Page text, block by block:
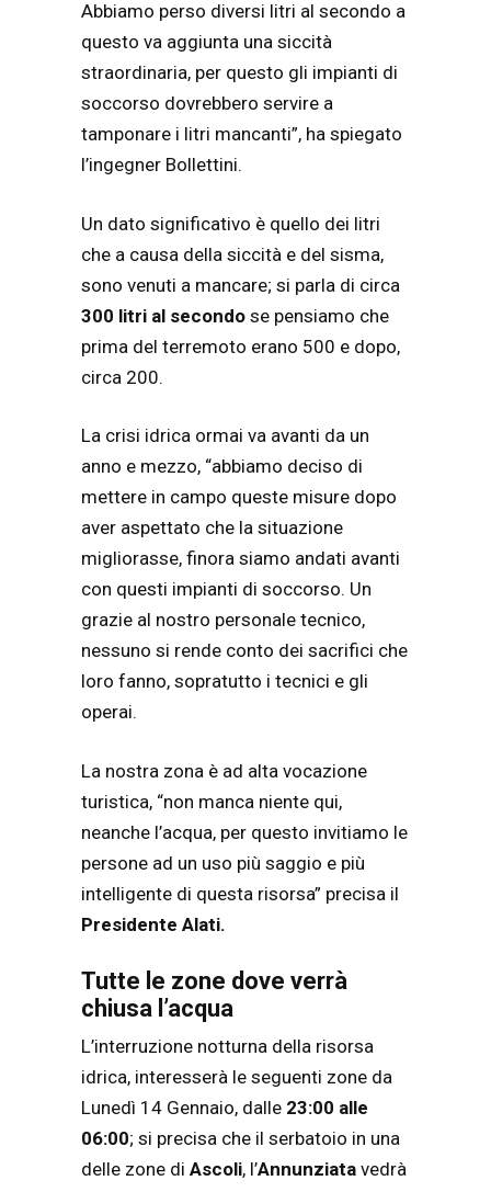
Abbiamo perso diversi litri al secondo a
questo va aggiunta una siccità
straordinaria, per questo gli impianti di
soccorso dovrebbero servire a
tamponare i litri mancanti”, ha spiegato
l’ingegner Bollettini.
Un dato significativo è quello dei litri
che a causa della siccità e del sisma,
sono venuti a mancare; si parla di circa
300 litri al secondo se pensiamo che
prima del terremoto erano 500 e dopo,
circa 200.
La crisi idrica ormai va avanti da un
anno e mezzo, “abbiamo deciso di
mettere in campo queste misure dopo
aver aspettato che la situazione
migliorasse, finora siamo andati avanti
con questi impianti di soccorso. Un
grazie al nostro personale tecnico,
nessuno si rende conto dei sacrifici che
loro fanno, sopratutto i tecnici e gli
operai.
La nostra zona è ad alta vocazione
turistica, “non manca niente qui,
neanche l’acqua, per questo invitiamo le
persone ad un uso più saggio e più
intelligente di questa risorsa” precisa il
Presidente Alati.
Tutte le zone dove verrà
chiusa l’acqua
L’interruzione notturna della risorsa
idrica, interesserà le seguenti zone da
Lunedì 14 Gennaio, dalle 23:00 alle
06:00; si precisa che il serbatoio in una
delle zone di Ascoli, l’Annunziata vedrà